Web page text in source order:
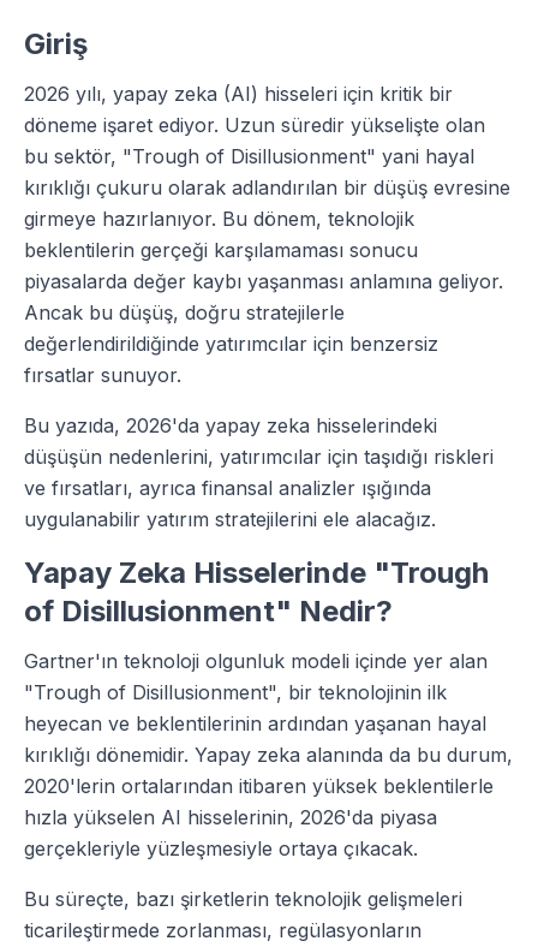
Giriş
2026 yılı, yapay zeka (AI) hisseleri için kritik bir
döneme işaret ediyor. Uzun süredir yükselişte olan
bu sektör, "Trough of Disillusionment" yani hayal
kırıklığı çukuru olarak adlandırılan bir düşüş evresine
girmeye hazırlanıyor. Bu dönem, teknolojik
beklentilerin gerçeği karşılamaması sonucu
piyasalarda değer kaybı yaşanması anlamına geliyor.
Ancak bu düşüş, doğru stratejilerle
değerlendirildiğinde yatırımcılar için benzersiz
fırsatlar sunuyor.
Bu yazıda, 2026'da yapay zeka hisselerindeki
düşüşün nedenlerini, yatırımcılar için taşıdığı riskleri
ve fırsatları, ayrıca finansal analizler ışığında
uygulanabilir yatırım stratejilerini ele alacağız.
Yapay Zeka Hisselerinde "Trough
of Disillusionment" Nedir?
Gartner'ın teknoloji olgunluk modeli içinde yer alan
"Trough of Disillusionment", bir teknolojinin ilk
heyecan ve beklentilerinin ardından yaşanan hayal
kırıklığı dönemidir. Yapay zeka alanında da bu durum,
2020'lerin ortalarından itibaren yüksek beklentilerle
hızla yükselen AI hisselerinin, 2026'da piyasa
gerçekleriyle yüzleşmesiyle ortaya çıkacak.
Bu süreçte, bazı şirketlerin teknolojik gelişmeleri
ticarileştirmede zorlanması, regülasyonların